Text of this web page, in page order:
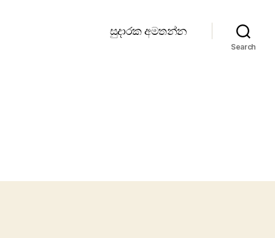
සුදාරක අමතන්න
Search